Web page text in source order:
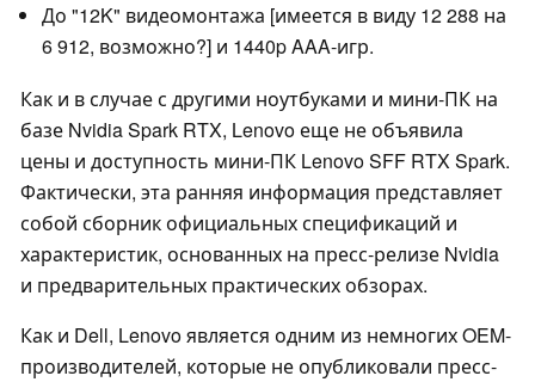
До "12K" видеомонтажа [имеется в виду 12 288 на
6 912, возможно?] и 1440p AAA-игр.
Как и в случае с другими ноутбуками и мини-ПК на
базе Nvidia Spark RTX, Lenovo еще не объявила
цены и доступность мини-ПК Lenovo SFF RTX Spark.
Фактически, эта ранняя информация представляет
собой сборник официальных спецификаций и
характеристик, основанных на пресс-релизе Nvidia
и предварительных практических обзорах.
Как и Dell, Lenovo является одним из немногих OEM-
производителей, которые не опубликовали пресс-